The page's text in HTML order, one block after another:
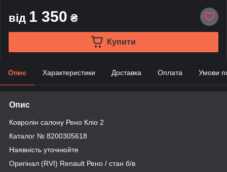
від 1 350 ₴
Купити
Опис Характеристики Доставка Оплата Умови
Опис
Ковролін салону Рено Кліо 2
Каталог № 8200305618
Наявність уточнюйте
Оригінал (RVI) Renault Рено / стан б/в